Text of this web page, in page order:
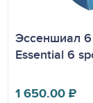
Эссеншиал
Essential 6
1 650.00₽